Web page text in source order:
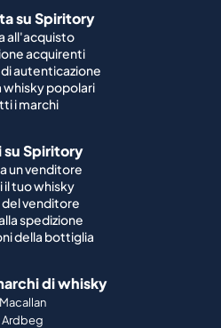
su Spiritory
all'acquisto
acquirenti
autenticazione
whisky popolari
i marchi
su Spiritory
un venditore
il tuo whisky
del venditore
spedizione
della bottiglia
di whisky
Macallan
Ardbeg